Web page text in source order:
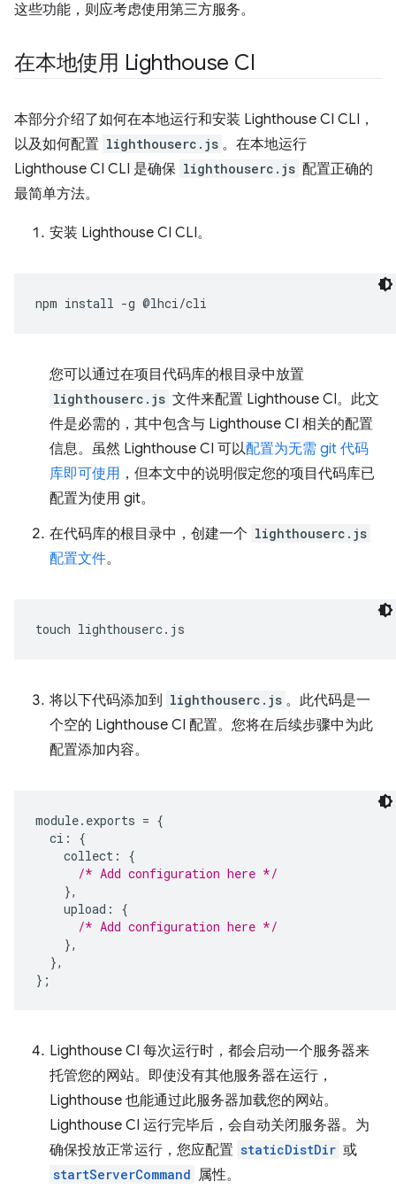
这些功能，则应考虑使用第三方服务。
在本地使用 Lighthouse CI
本部分介绍了如何在本地运行和安装 Lighthouse CI CLI，
以及如何配置 lighthouserc.js 。在本地运行
Lighthouse CI CLI 是确保 lighthouserc.js 配置正确的
最简单方法。
安装 Lighthouse CI CLI。
npm install -g
您可以通过在项目代码库的根目录中放置
lighthouserc.js 文件来配置 Lighthouse CI。此文
件是必需的，其中包含与 Lighthouse CI 相关的配置
信息。虽然 Lighthouse CI 可以配置为无需 git 代码
库即可使用 ，但本文中的说明假定您的项目代码库已
配置为使用 git。
在代码库的根目录中，创建一个 lighthouserc.js
配置文件。
touch
将以下代码添加到 lighthouserc.js 。此代码是一
个空的 Lighthouse CI 配置。您将在后续步骤中为此
配置添加内容。
module. exports = {
ci :
{
collect :
{
/* Add configuration here */
},
upload :
{
/* Add configuration here */
},
},
};
Lighthouse CI 每次运行时，都会启动一个服务器来
托管您的网站。即使没有其他服务器在运行，
Lighthouse 也能通过此服务器加载您的网站。
Lighthouse CI 运行完毕后，会自动关闭服务器。为
确保投放正常运行，您应配置 staticDistDir 或
startServerCommand 属性。